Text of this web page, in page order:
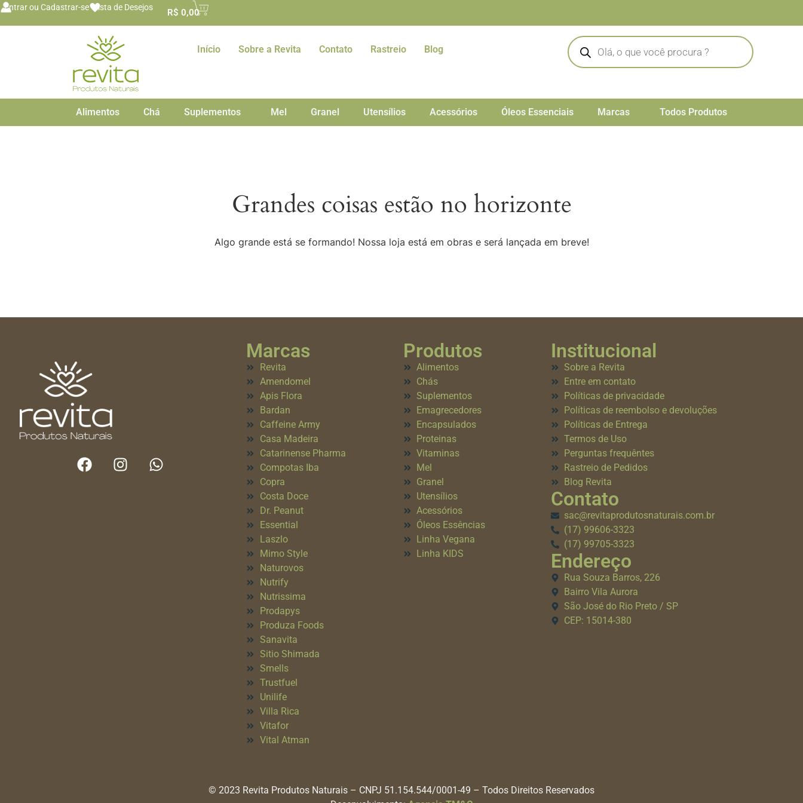
conteúdo
Entrar ou Cadastrar-se Lista de Desejos R$ 0,00
Início Sobre a Revita Contato Rastreio Blog
Alimentos Chá Suplementos Mel Granel Utensílios Acessórios Óleos Essenciais Marcas Todos Produtos
Grandes coisas estão no horizonte
Algo grande está se formando! Nossa loja está em obras e será lançada em breve!
Marcas
Revita
Amendomel
Apis Flora
Bardan
Caffeine Army
Casa Madeira
Catarinense Pharma
Compotas Iba
Copra
Costa Doce
Dr. Peanut
Essential
Laszlo
Mimo Style
Naturovos
Nutrify
Nutrissima
Prodapys
Produza Foods
Sanavita
Sitio Shimada
Smells
Trustfuel
Unilife
Villa Rica
Vitafor
Vital Atman
Produtos
Alimentos
Chás
Suplementos
Emagrecedores
Encapsulados
Proteinas
Vitaminas
Mel
Granel
Utensílios
Acessórios
Óleos Essências
Linha Vegana
Linha KIDS
Institucional
Sobre a Revita
Entre em contato
Políticas de privacidade
Políticas de reembolso e devoluções
Políticas de Entrega
Termos de Uso
Perguntas frequêntes
Rastreio de Pedidos
Blog Revita
Contato
sac@revitaprodutosnaturais.com.br
(17) 99606-3323
(17) 99705-3323
Endereço
Rua Souza Barros, 226
Bairro Vila Aurora
São José do Rio Preto / SP
CEP: 15014-380
© 2023 Revita Produtos Naturais – CNPJ 51.154.544/0001-49 – Todos Direitos Reservados